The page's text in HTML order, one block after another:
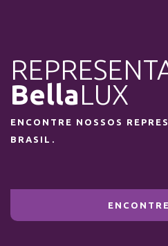
BellaLUX
ENCONTRE NOSSOS
BRASIL.